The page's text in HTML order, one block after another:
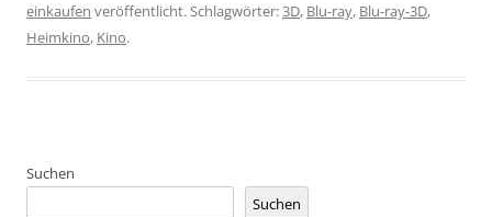
einkaufen veröffentlicht. Schlagwörter:3D, Blu-ray, Blu-ray-3D,
Heimkino, Kino.
Suchen
Suchen